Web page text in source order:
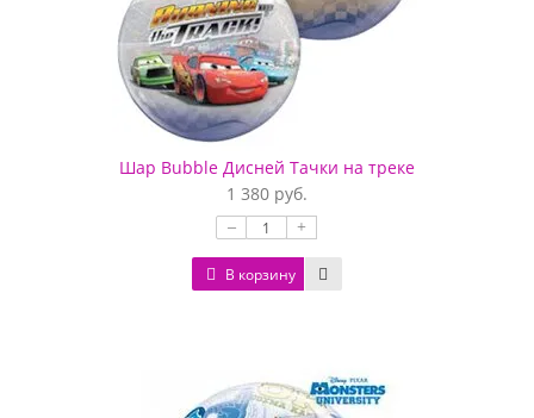
Шар Bubble Дисней Тачки на треке
1 380 руб.
– +
В корзину